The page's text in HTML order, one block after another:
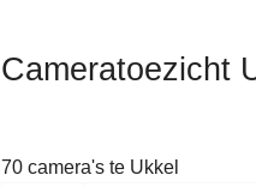
Cameratoezicht
70 camera's te Ukkel